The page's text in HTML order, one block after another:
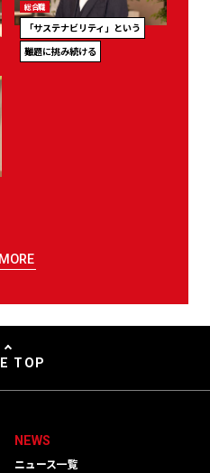
総合職
「サステナビリティ」という
難題に挑み続ける
TOP
NEWS
ニュース一覧